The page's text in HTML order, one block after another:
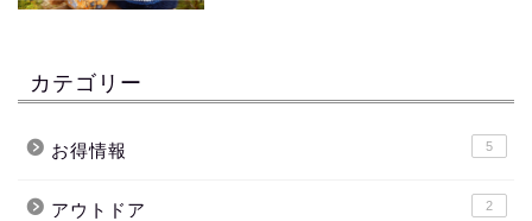
カテゴリー
お得情報 5
アウトドア 2